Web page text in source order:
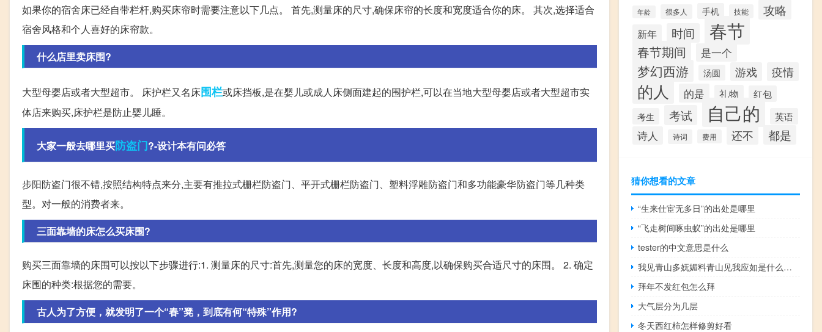
如果你的宿舍床已经自带栏杆,购买床帘时需要注意以下几点。 首先,测量床的尺寸,确保床帘的长度和宽度适合你的床。 其次,选择适合
宿舍风格和个人喜好的床帘款。
什么店里卖床围?
大型母婴店或者大型超市。 床护栏又名床围栏或床挡板,是在婴儿或成人床侧面建起的围护栏,可以在当地大型母婴店或者大型超市实
体店来购买,床护栏是防止婴儿睡。
大家一般去哪里买防盗门?-设计本有问必答
步阳防盗门很不错,按照结构特点来分,主要有推拉式栅栏防盗门、平开式栅栏防盗门、塑料浮雕防盗门和多功能豪华防盗门等几种类
型。对一般的消费者来。
三面靠墙的床怎么买床围?
购买三面靠墙的床围可以按以下步骤进行:1. 测量床的尺寸:首先,测量您的床的宽度、长度和高度,以确保购买合适尺寸的床围。 2. 确定
床围的种类:根据您的需要。
古人为了方便，就发明了一个“春”凳，到底有何“特殊”作用?
年龄 很多人 手机 技能 攻略
新年 时间 春节
春节期间 是一个
梦幻西游 汤圆 游戏 疫情
的人 的是 礼物
红包
考生
考试 自己的 英语
诗人 诗词 费用 还不 都是
猜你想看的文章
“生来仕宦无多日”的出处是哪里
“飞走树间啄虫蚁”的出处是哪里
tester的中文意思是什么
我见青山多妩媚料青山见我应如是什么意思（我见青山多妩媚料青山见我应如是）
拜年不发红包怎么拜
大气层分为几层
冬天西红柿怎样修剪好看